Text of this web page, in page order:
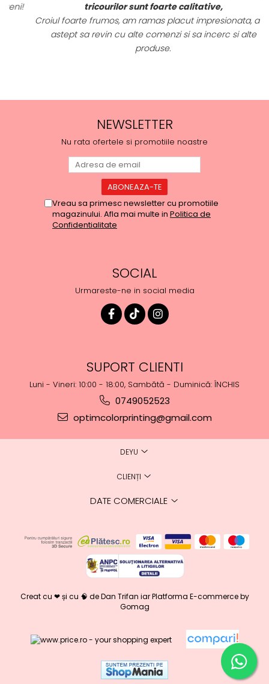
tricourilor sunt foarte calitative,
Croiul foarte frumos, am ramas placut impresionata, abia
astept sa revin cu alte comenzi si sa incerc si alte
produse.
NEWSLETTER
Nu rata ofertele si promotiile noastre
Vreau sa primesc newsletter cu promotiile
magazinului. Afla mai multe in Politica de
Confidentialitate
SOCIAL
Urmareste-ne in social media
SUPORT CLIENTI
Luni - Vineri: 10:00 - 18:00, Sambătă - Duminică: ÎNCHIS
0749052523
optimcolorprinting@gmail.com
DEYU
CLIENȚI
DATE COMERCIALE
Creat cu ❤ și cu 🧠 de Dan Trifan iar Platforma E-commerce by
Gomag